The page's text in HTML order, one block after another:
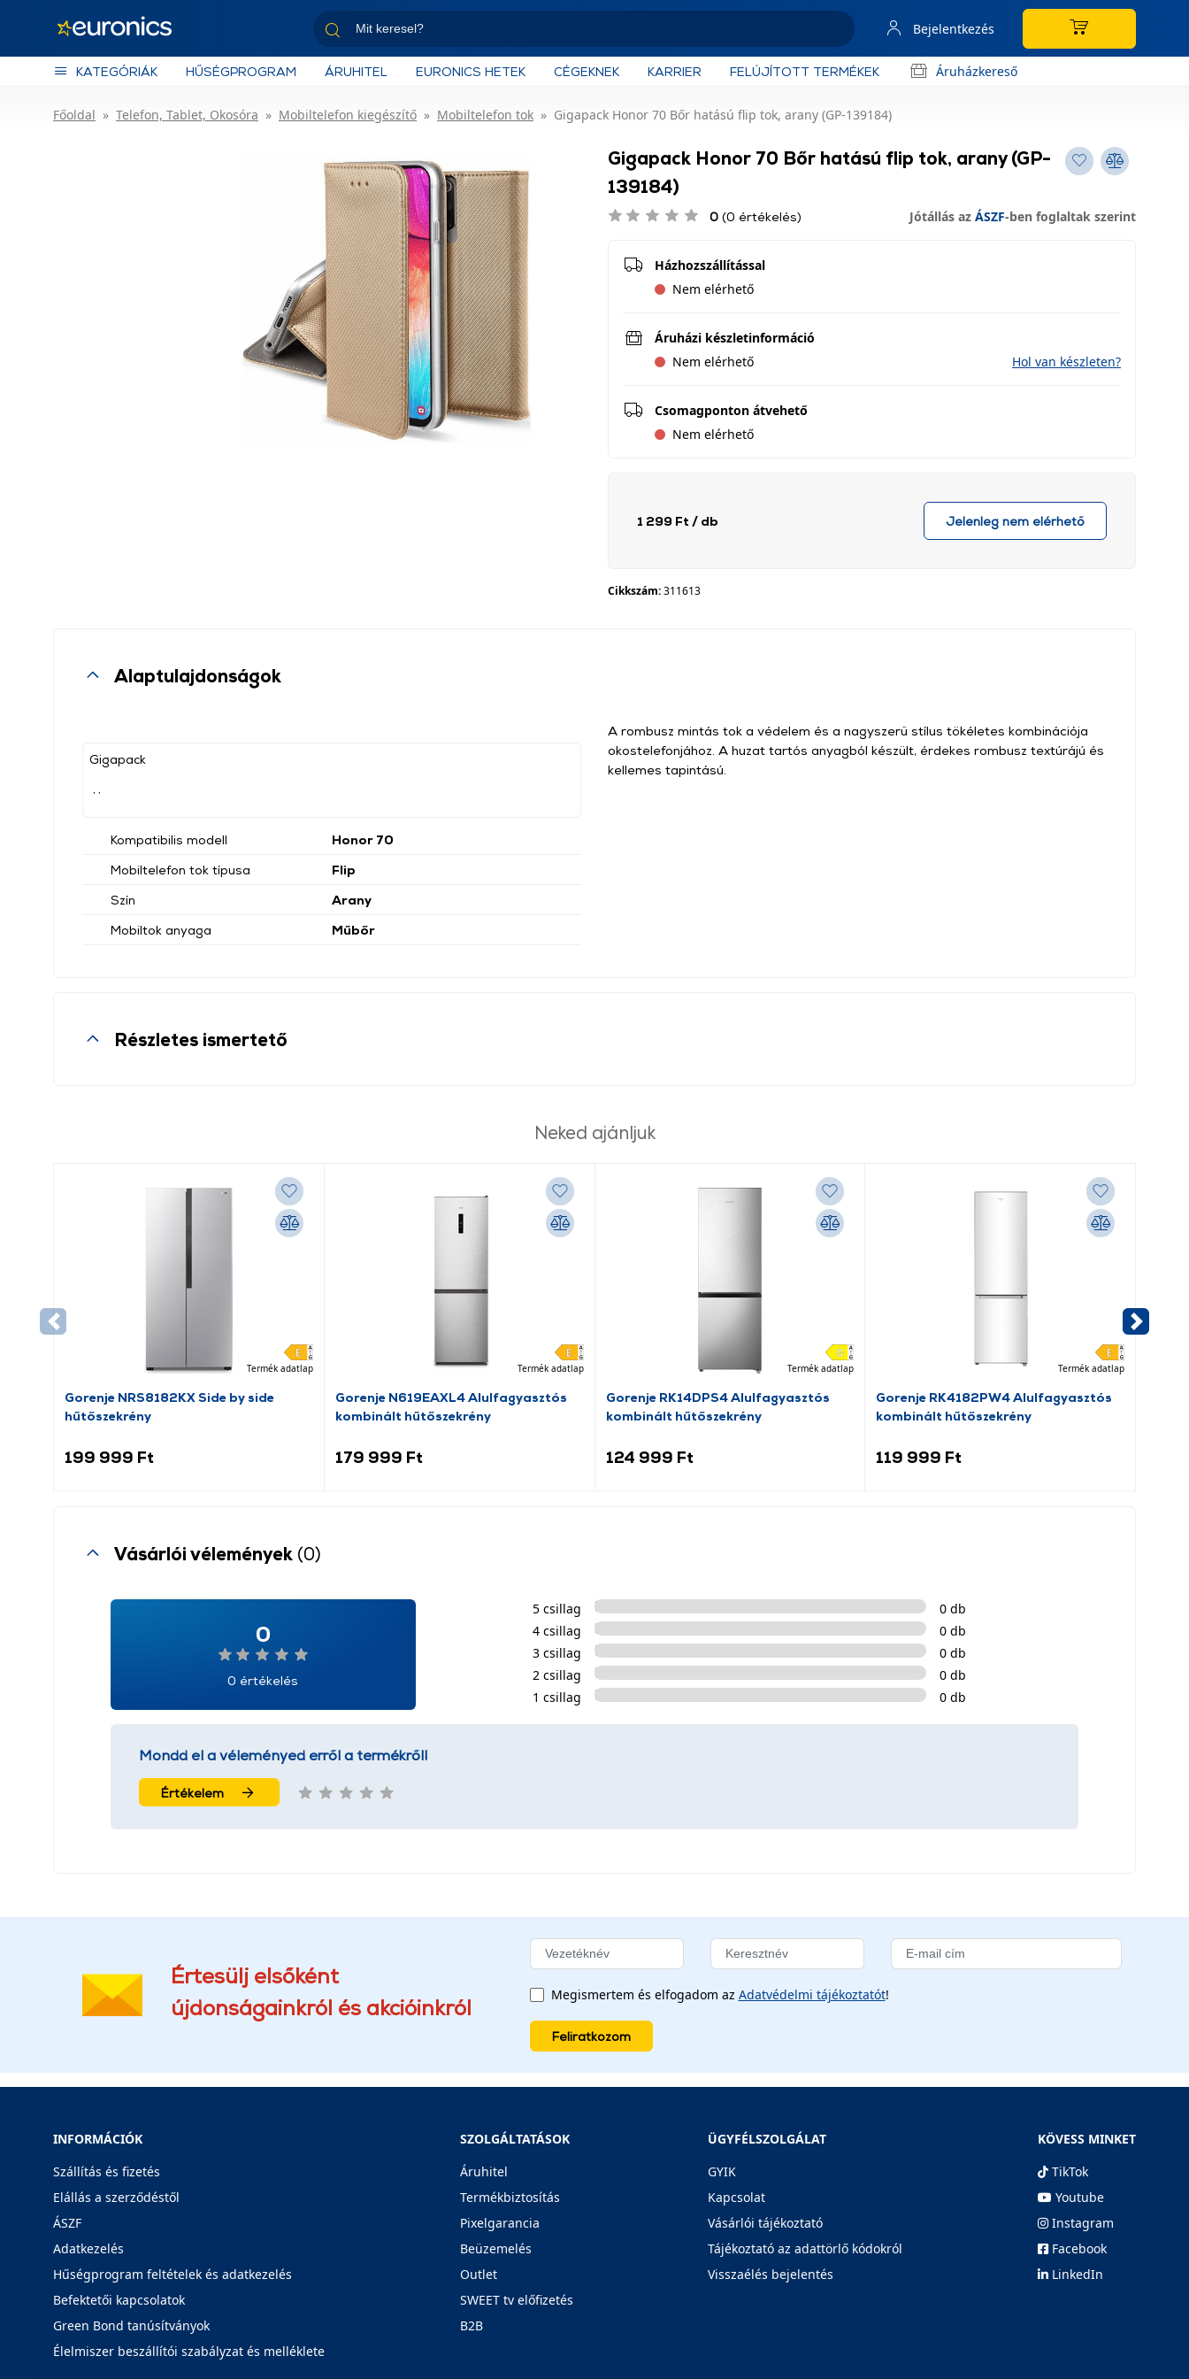
Bejelentkezés
KATEGÓRIÁK HŰSÉGPROGRAM ÁRUHITEL EURONICS HETEK CÉGEKNEK KARRIER FELÚJÍTOTT TERMÉKEK Áruházkereső
Főoldal Telefon, Tablet, Okosóra Mobiltelefon kiegészítő Mobiltelefon tok Gigapack Honor 70 Bőr hatású flip tok, arany (GP-139184)
Gigapack Honor 70 Bőr hatású flip tok, arany (GP-
139184)
0 (0 értékelés) Jótállás az ÁSZF-ben foglaltak szerint
Házhozszállítással
Nem elérhető
Áruházi készletinformáció
Nem elérhető
Hol van készleten?
Csomagponton átvehető
Nem elérhető
1 299 Ft / db Jelenleg nem elérhető
Cikkszám:311613
Alaptulajdonságok
Gigapack
Kompatibilis modell
Honor 70
Mobiltelefon tok típusa
Flip
Szín
Arany
Mobiltok anyaga
Műbőr
A rombusz mintás tok a védelem és a nagyszerű stílus tökéletes kombinációja
okostelefonjához. A huzat tartós anyagból készült, érdekes rombusz textúrájú és
kellemes tapintású.
Részletes ismertető
Neked ajánljuk
Termék adatlap
Gorenje NRS8182KX Side by side
hűtőszekrény
199 999 Ft
Termék adatlap
Gorenje N619EAXL4 Alulfagyasztós
kombinált hűtőszekrény
179 999 Ft
Termék adatlap
Gorenje RK14DPS4 Alulfagyasztós
kombinált hűtőszekrény
124 999 Ft
Termék adatlap
Gorenje RK4182PW4 Alulfagyasztós
kombinált hűtőszekrény
119 999 Ft
Vásárlói vélemények (0)
0
0 értékelés
5 csillag
0 db
4 csillag
0 db
3 csillag
0 db
2 csillag
0 db
1 csillag
0 db
Mondd el a véleményed erről a termékről!
Értékelem
Értesülj elsőként
újdonságainkról és akcióinkról
Megismertem és elfogadom az Adatvédelmi tájékoztatót!
Feliratkozom
INFORMÁCIÓK
Szállítás és fizetés
Elállás a szerződéstől
ÁSZF
Adatkezelés
Hűségprogram feltételek és adatkezelés
Befektetői kapcsolatok
Green Bond tanúsítványok
Élelmiszer beszállítói szabályzat és melléklete
SZOLGÁLTATÁSOK
Áruhitel
Termékbiztosítás
Pixelgarancia
Beüzemelés
Outlet
SWEET tv előfizetés
B2B
ÜGYFÉLSZOLGÁLAT
GYIK
Kapcsolat
Vásárlói tájékoztató
Tájékoztató az adattörlő kódokról
Visszaélés bejelentés
KÖVESS MINKET
TikTok
Youtube
Instagram
Facebook
LinkedIn